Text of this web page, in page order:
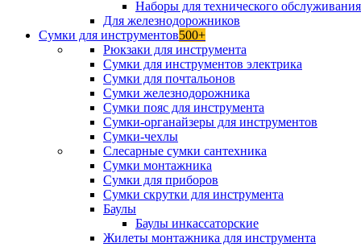
Наборы для технического
Для железнодорожников
Сумки для инструментов500+
Рюкзаки для инструмента
Сумки для инструментов электрика
Сумки для почтальонов
Сумки железнодорожника
Сумки пояс для инструмента
Сумки-органайзеры для инструментов
Сумки-чехлы
Слесарные сумки сантехника
Сумки монтажника
Сумки для приборов
Сумки скрутки для инструмента
Баулы
Баулы инкассаторские
Жилеты монтажника для инструмента